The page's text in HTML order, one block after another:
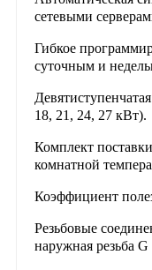
сетевыми
Гибкое
суточным и
18, 21, 24, 27 кВт).
Комплект
комнатной
Коэффициент
Резьбовые
наружная резьба